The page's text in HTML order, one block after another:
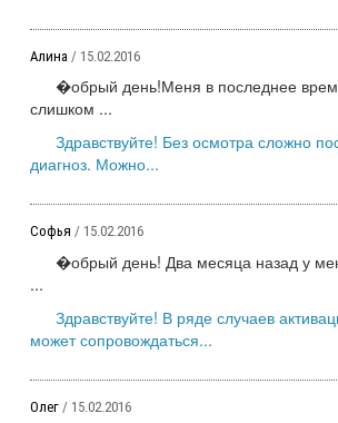
Алина / 15.02.2016
�обрый день!Меня в последнее
слишком ...
Здравствуйте! Без осмотра сложно
диагноз. Можно...
Софья / 15.02.2016
�обрый день! Два месяца назад у
...
Здравствуйте! В ряде случаев
может сопровождаться...
Олег / 15.02.2016